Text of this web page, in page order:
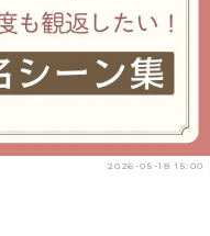
実写化映画一覧
夏アニメ
2026-05-18 15:00